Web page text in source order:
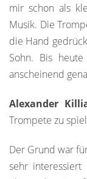
mir schon als
Musik. Die
die Hand
Sohn. Bis
anscheinend
Alexander
Trompete zu
Der Grund war
sehr